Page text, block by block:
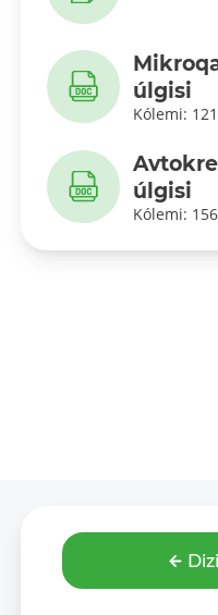
úlgisi
Kólemi:
úlgisi
Kólemi: